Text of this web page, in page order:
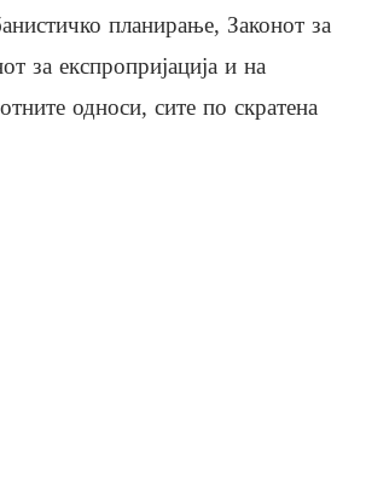
планирање, Законот за
за експропријација и на
односи, сите по скратена